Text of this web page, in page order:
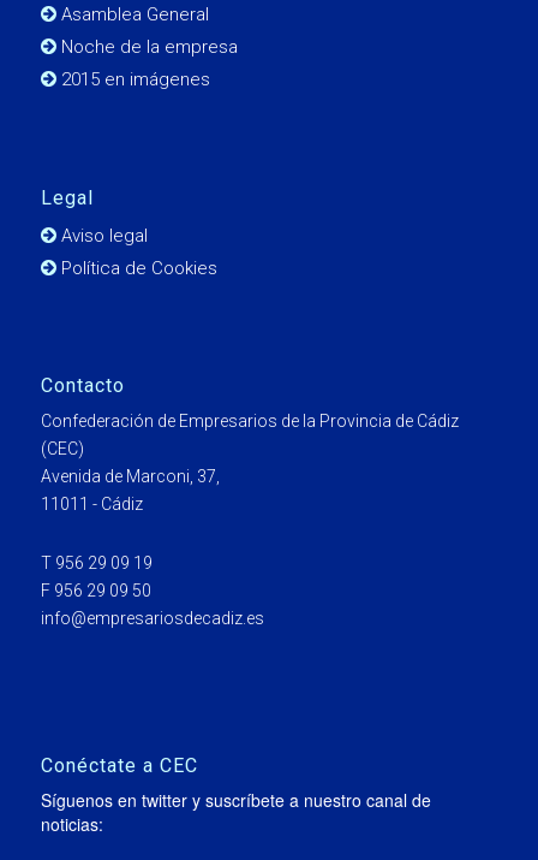
Asamblea General
Noche de la empresa
2015 en imágenes
Legal
Aviso legal
Política de Cookies
Contacto
Confederación de Empresarios de la Provincia de Cádiz
(CEC)
Avenida de Marconi, 37,
11011 - Cádiz
T 956 29 09 19
F 956 29 09 50
info@empresariosdecadiz.es
Conéctate a CEC
Síguenos en twitter y suscríbete a nuestro canal de
noticias: